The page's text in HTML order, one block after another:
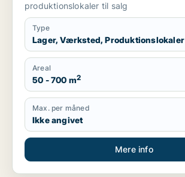
produktionslokaler til salg
Type
Lager, Værksted, Produktionslokaler
Areal
50 - 700 m2
Max. per måned
Ikke angivet
Mere info